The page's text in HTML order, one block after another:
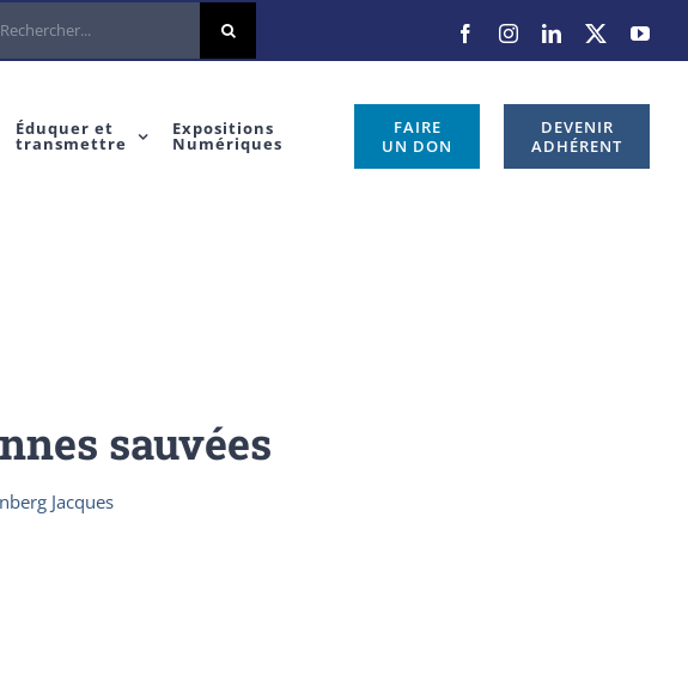
FacebookInstagramLinkedIn
X
Éduquer et
transmettre
Expositions
Numériques
FAIRE
UN DON
DEVENIR
ADHÉRENT
sauvées
Jacques